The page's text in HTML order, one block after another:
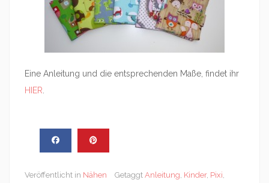
Eine Anleitung und die entsprechenden Maße, findet ihr
HIER
Veröffentlicht in Nähen Getaggt Anleitung, Kinder, Pixi,